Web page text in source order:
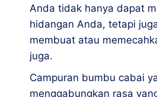
Anda tidak hanya dapat
hidangan Anda, tetapi
membuat atau
juga.
Campuran bumbu cabai
menggabungkan rasa